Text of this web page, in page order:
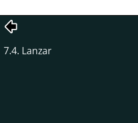
7.4. Lanzar